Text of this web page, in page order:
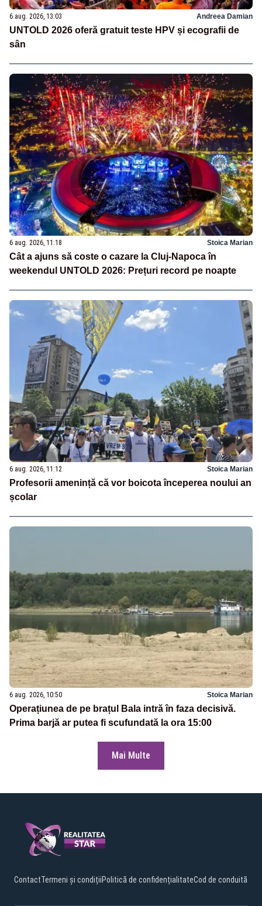
6 aug. 2026, 13:03 Andreea Damian
UNTOLD 2026 oferă gratuit teste HPV și ecografii de
sân
6 aug. 2026, 11:18 Stoica Marian
Cât a ajuns să coste o cazare la Cluj-Napoca în
weekendul UNTOLD 2026: Prețuri record pe noapte
6 aug. 2026, 11:12 Stoica Marian
Profesorii amenință că vor boicota începerea noului an
școlar
6 aug. 2026, 10:50 Stoica Marian
Operațiunea de pe brațul Bala intră în faza decisivă.
Prima barjă ar putea fi scufundată la ora 15:00
Mai Multe
ContactTermeni și condițiiPolitică de confidențialitateCod de conduită